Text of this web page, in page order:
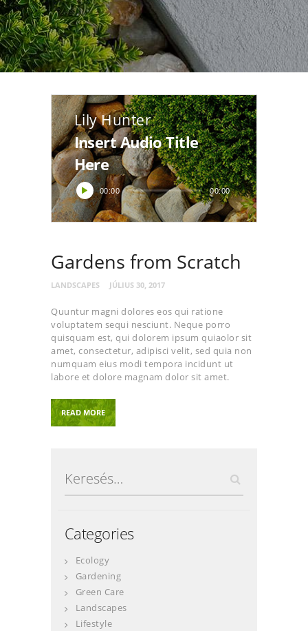
Lily Hunter
Insert Audio Title
Here
Audió
lejátszó
00:00 00:00
Gardens from Scratch
LANDSCAPES JÚLIUS 30, 2017
Quuntur magni dolores eos qui ratione
voluptatem sequi nesciunt. Neque porro
quisquam est, qui dolorem ipsum quiaolor sit
amet, consectetur, adipisci velit, sed quia non
numquam eius modi tempora incidunt ut
labore et dolore magnam dolor sit amet.
READ MORE
Categories
Ecology
Gardening
Green Care
Landscapes
Lifestyle